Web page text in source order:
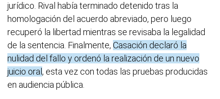
jurídico. Rival había terminado detenido tras la
homologación del acuerdo abreviado, pero luego
recuperó la libertad mientras se revisaba la legalidad
de la sentencia. Finalmente, Casación declaró la
nulidad del fallo y ordenó la realización de un nuevo
juicio oral , esta vez con todas las pruebas producidas
en audiencia pública.